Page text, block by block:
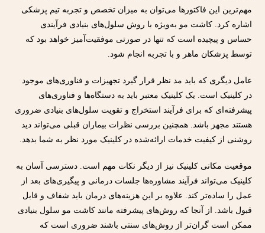
مهم‌ترین این فاکتورها می‌توان به میزان تخصص و تجربه تیم پزشکی
اشاره کرد. کاشت مو به‌ویژه با روش سلول‌های بنیادی فرآیندی
حساس و پیچیده است که تنها در صورتی موفقیت‌آمیز خواهد بود که
توسط پزشکان ماهر و با تجربه انجام شود.
عامل دیگری که باید مد نظر قرار گیرد تجهیزات و فناوری‌های موجود
در کلینیک است. یک کلینیک معتبر باید به دستگاه‌ها و فناوری‌های
پیشرفته‌ای که برای فرآیند استخراج و تقویت سلول‌های بنیادی ضروری
هستند مجهز باشد. همچنین بررسی نظرات بیماران قبلی می‌تواند دید
روشنی از کیفیت خدمات ارائه‌شده در کلینیک مورد نظر به شما بدهد.
موقعیت مکانی کلینیک نیز از دیگر نکات مهم است. دسترسی آسان به
کلینیک می‌تواند فرآیند مشاوره‌ها جلسات درمانی و پیگیری‌های بعد از
عمل را ساده‌تر کند. علاوه بر این هزینه‌های درمان باید شفاف و قابل
قبول باشد. از آنجا که روش‌های پیشرفته مانند کاشت مو سلول بنیادی
ممکن است گران‌تر از روش‌های سنتی باشند ضروری است که